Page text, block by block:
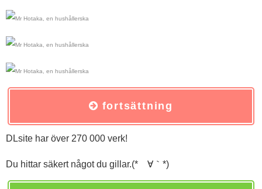
fortsättning
DLsite har över 270 000 verk!
Du hittar säkert något du gillar.(*´∀｀*)